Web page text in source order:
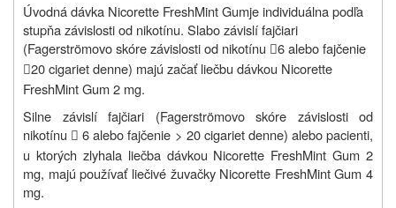
Úvodná dávka Nicorette FreshMint Gumje individuálna podľa
stupňa závislosti od nikotínu. Slabo závislí fajčiari
(Fagerströmovo skóre závislosti od nikotínu 6 alebo fajčenie
20 cigariet denne) majú začať liečbu dávkou Nicorette
FreshMint Gum 2 mg.
Silne závislí fajčiari (Fagerströmovo skóre závislosti od
nikotínu  6 alebo fajčenie > 20 cigariet denne) alebo pacienti,
u ktorých zlyhala liečba dávkou Nicorette FreshMint Gum 2
mg, majú používať liečivé žuvačky Nicorette FreshMint Gum 4
mg.